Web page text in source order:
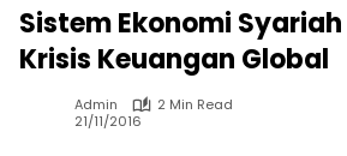
Sistem Ekonomi
Krisis Keuangan Global
Admin
2 Min Read
21/11/2016